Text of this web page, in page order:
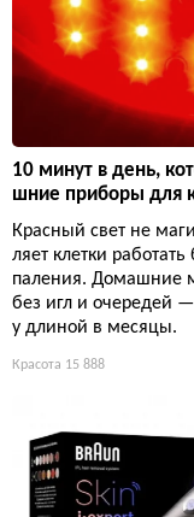
10 минут в день,
шние приборы для
Красный свет не
ляет клетки
паления. Домашние
без игл и очередей
у длиной в месяцы.
Красота 15 888